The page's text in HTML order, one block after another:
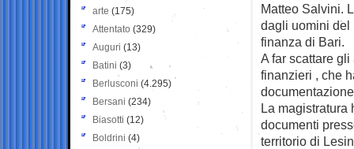
Matteo Salvini.
dagli uomini del
finanza di Bari.
A far scattare
finanzieri , che
La
documenti
territorio di
arte (175)
Attentato (329)
Auguri (13)
Batini (3)
Berlusconi (4.295)
Bersani (234)
Biasotti (12)
Boldrini (4)